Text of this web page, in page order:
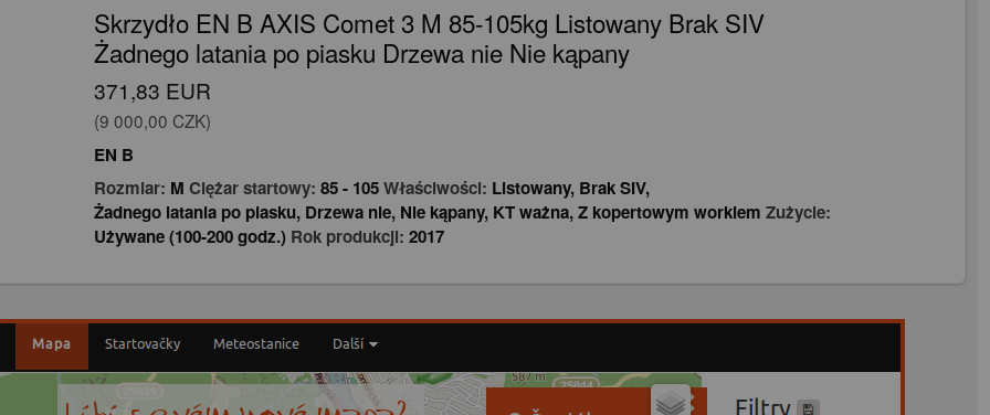
Skrzydło EN B AXIS Comet 3 M 85-105kg Listowany Brak SIV
Żadnego latania po piasku Drzewa nie Nie kąpany
371,83 EUR
(9 000,00 CZK)
EN B
Rozmiar: M Ciężar startowy: 85- 105Właściwości: Listowany, Brak SIV,
Żadnego latania po piasku, Drzewa nie, Nie kąpany, KT ważna,Z kopertowym workiem Zużycie:
Używane (100-200 godz.)Rok produkcji: 2017